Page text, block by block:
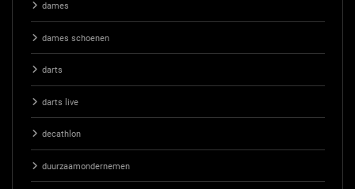
dames
dames schoenen
darts
darts live
decathlon
duurzaamondernemen